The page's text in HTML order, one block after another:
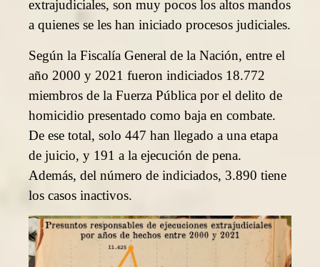
extrajudiciales, son muy pocos los altos mandos
a quienes se les han iniciado procesos judiciales.
Según la Fiscalía General de la Nación, entre el
año 2000 y 2021 fueron indiciados 18.772
miembros de la Fuerza Pública por el delito de
homicidio presentado como baja en combate.
De ese total, solo 447 han llegado a una etapa
de juicio, y 191 a la ejecución de pena.
Además, del número de indiciados, 3.890 tiene
los casos inactivos.